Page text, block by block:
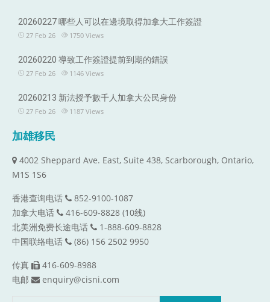
20260227 哪些人可以在邊境取得加拿大工作簽證
27 Feb 26 1750 Views
20260220 導致工作簽證提前到期的錯誤
27 Feb 26 1146 Views
20260213 新法授予數千人加拿大公民身份
27 Feb 26 1187 Views
加雄移民
4002 Sheppard Ave. East, Suite 438, Scarborough, Ontario,
M1S 1S6
香港查询电话
852-9100-1087
加拿大电话
416-609-8828 (10线)
北美洲免费长途电话
1-888-609-8828
中国联络电话
(86) 156 2502 9950
传真
416-609-8988
电邮
enquiry@cisni.com